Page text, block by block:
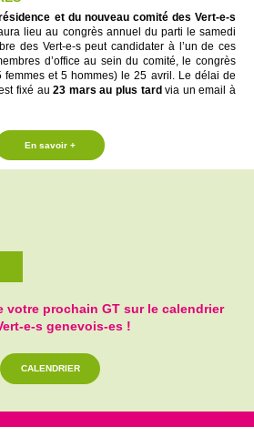
et du nouveau comité desVert-e-s
lieu au congrès annuel du parti le samedi
des Vert-e-s peut candidater à l’un de ces
d’office au sein du comité, le congrès
et 5 hommes) le 25 avril. Le délai de
fixé au 23 mars au plus tard via un email à
En savoir +
votre prochain GT sur le calendrier
e-s genevois-es !
CALENDRIER